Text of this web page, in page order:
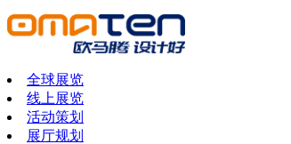
全球展览
线上展览
活动策划
展厅规划